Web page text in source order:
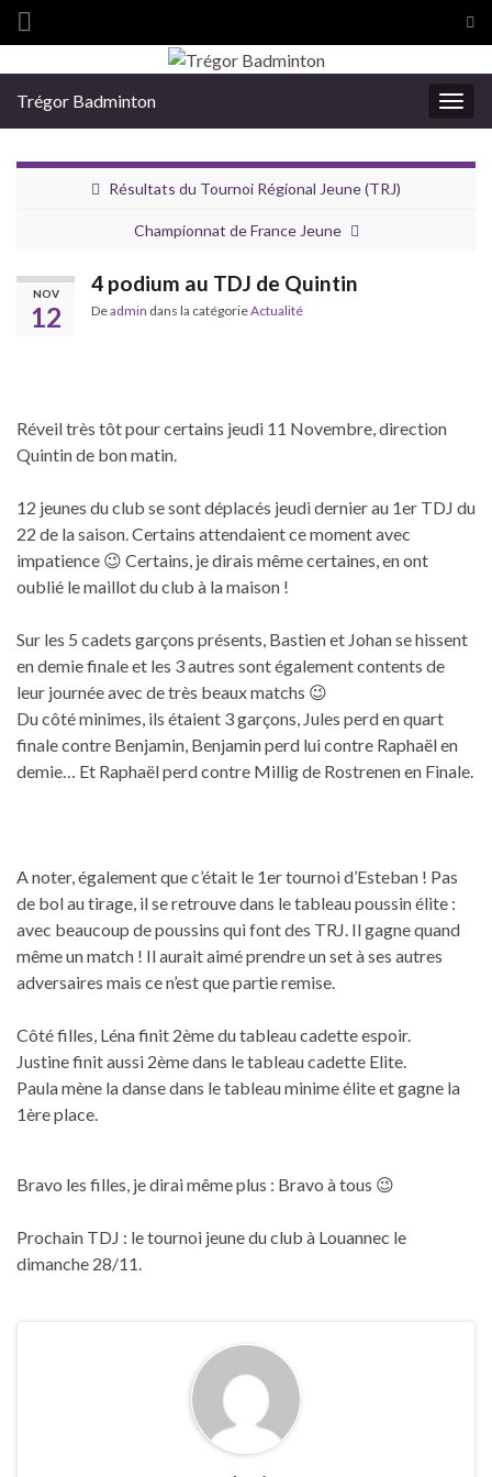
Search for:
Trégor Badminton
Résultats du Tournoi Régional Jeune (TRJ)
Championnat de France Jeune
NOV
12
4 podium au TDJ de Quintin
Deadmin dans la catégorieActualité
Réveil très tôt pour certains jeudi 11 Novembre, direction
Quintin de bon matin.
12 jeunes du club se sont déplacés jeudi dernier au 1er TDJ du
22 de la saison. Certains attendaient ce moment avec
impatience 😉 Certains, je dirais même certaines, en ont
oublié le maillot du club à la maison !
Sur les 5 cadets garçons présents, Bastien et Johan se hissent
en demie finale et les 3 autres sont également contents de
leur journée avec de très beaux matchs 😉
Du côté minimes, ils étaient 3 garçons, Jules perd en quart
finale contre Benjamin, Benjamin perd lui contre Raphaël en
demie… Et Raphaël perd contre Millig de Rostrenen en Finale.
A noter, également que c’était le 1er tournoi d’Esteban ! Pas
de bol au tirage, il se retrouve dans le tableau poussin élite :
avec beaucoup de poussins qui font des TRJ. Il gagne quand
même un match ! Il aurait aimé prendre un set à ses autres
adversaires mais ce n’est que partie remise.
Côté filles, Léna finit 2ème du tableau cadette espoir.
Justine finit aussi 2ème dans le tableau cadette Elite.
Paula mène la danse dans le tableau minime élite et gagne la
1ère place.
Bravo les filles, je dirai même plus : Bravo à tous 😉
Prochain TDJ : le tournoi jeune du club à Louannec le
dimanche 28/11.